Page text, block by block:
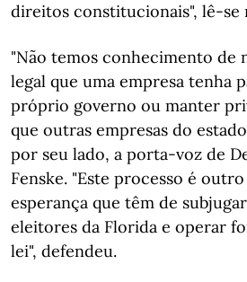
direitos constitucionais", lê-se
"Não temos conhecimento de
legal que uma empresa tenha
próprio governo ou manter
que outras empresas do
por seu lado, a porta-voz de
Fenske. "Este processo é
esperança que têm de
eleitores da Florida e operar
lei", defendeu.